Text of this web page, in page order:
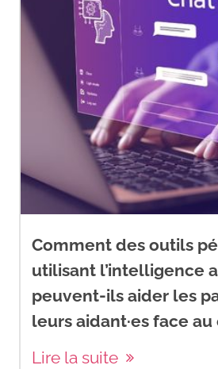
Comment des outils
utilisant l’intelligence
peuvent-ils aider les
leurs aidant·es face au
Lire la suite